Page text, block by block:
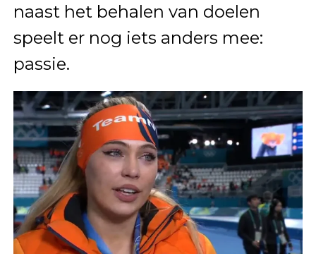
naast het behalen van doelen
speelt er nog iets anders mee:
passie.